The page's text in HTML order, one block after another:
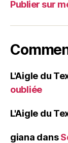
Publier sur
L'Aigle du
oubliée
L'Aigle du
giana dans